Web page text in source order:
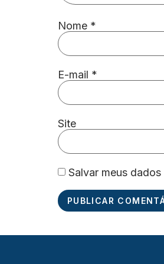
Nome *
E-mail *
Site
Salvar meus